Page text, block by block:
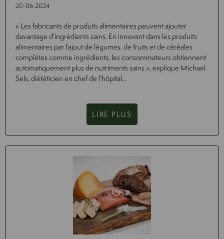
20-06-2024
« Les fabricants de produits alimentaires peuvent ajouter
davantage d’ingrédients sains. En innovant dans les produits
alimentaires par l’ajout de légumes, de fruits et de céréales
complètes comme ingrédients, les consommateurs obtiennent
automatiquement plus de nutriments sains », explique Michael
Sels, diététicien en chef de l’hôpital...
LIRE PLUS